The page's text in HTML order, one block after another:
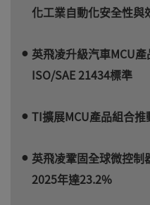
化工業自動化安全性與
英飛凌升級汽車MCU
ISO/SAE 21434標準
TI擴展MCU產品組合推
英飛凌鞏固全球微控
2025年達23.2%